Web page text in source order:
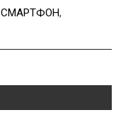
СМАРТФОН,